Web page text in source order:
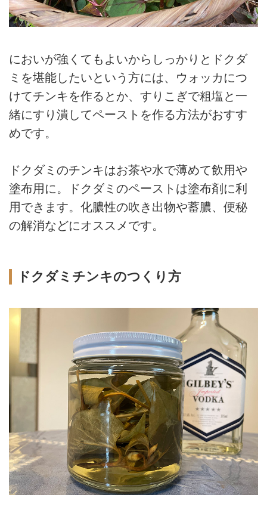
においが強くてもよいからしっかりとドクダ
ミを堪能したいという方には、ウォッカにつ
けてチンキを作るとか、すりこぎで粗塩と一
緒にすり潰してペーストを作る方法がおすす
めです。
ドクダミのチンキはお茶や水で薄めて飲用や
塗布用に。ドクダミのペーストは塗布剤に利
用できます。化膿性の吹き出物や蓄膿、便秘
の解消などにオススメです。
ドクダミチンキのつくり方